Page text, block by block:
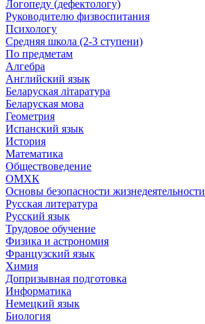
Логопеду (дефектологу)
Руководителю физвоспитания
Психологу
Средняя школа (2-3 ступени)
По предметам
Алгебра
Английский язык
Беларуская літаратура
Беларуская мова
Геометрия
Испанский язык
История
Математика
Обществоведение
ОМХК
Основы безопасности жизнедеятельности
Русская литература
Русский язык
Трудовое обучение
Физика и астрономия
Французский язык
Химия
Допризывная подготовка
Информатика
Немецкий язык
Биология